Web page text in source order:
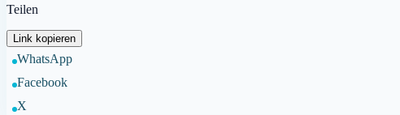
Teilen
Link kopieren
WhatsApp
Facebook
X